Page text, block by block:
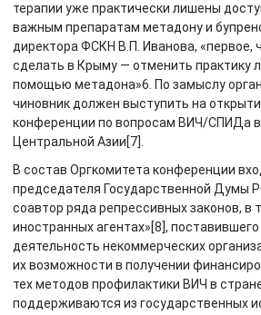
терапии уже практически лишены
важным препаратам метадону и
директора ФСКН В.П. Иванова, «первое,
сделать в Крыму — отменить практику
помощью метадона»6. По замыслу
чиновник должен выступить на
конференции по вопросам ВИЧ/СПИДа в
Центральной Азии[7].
В состав Оргкомитета конференции
председателя Государственной Думы
соавтор ряда репрессивных законов, в
иностранных агентах»[8], поставившего
деятельность некоммерческих
их возможности в получении
тех методов профилактики ВИЧ в
поддерживаются из государственных